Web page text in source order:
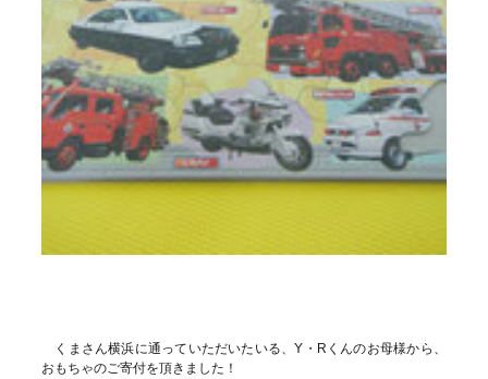
くまさん横浜に通っていただいたいる、Y・Rくんのお母様から、
おもちゃのご寄付を頂きました！